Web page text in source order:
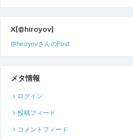
X[@hiroyov]
@hiroyovさんのPost
メタ情報
ログイン
投稿フィード
コメントフィード